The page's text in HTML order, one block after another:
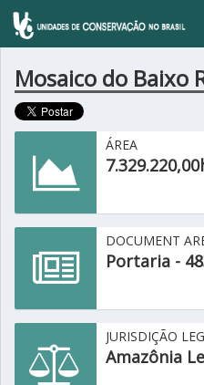
Mosaico do Baixo
ÁREA
DOCUMENT
Portaria -
JURISDIÇÃO
Amazônia